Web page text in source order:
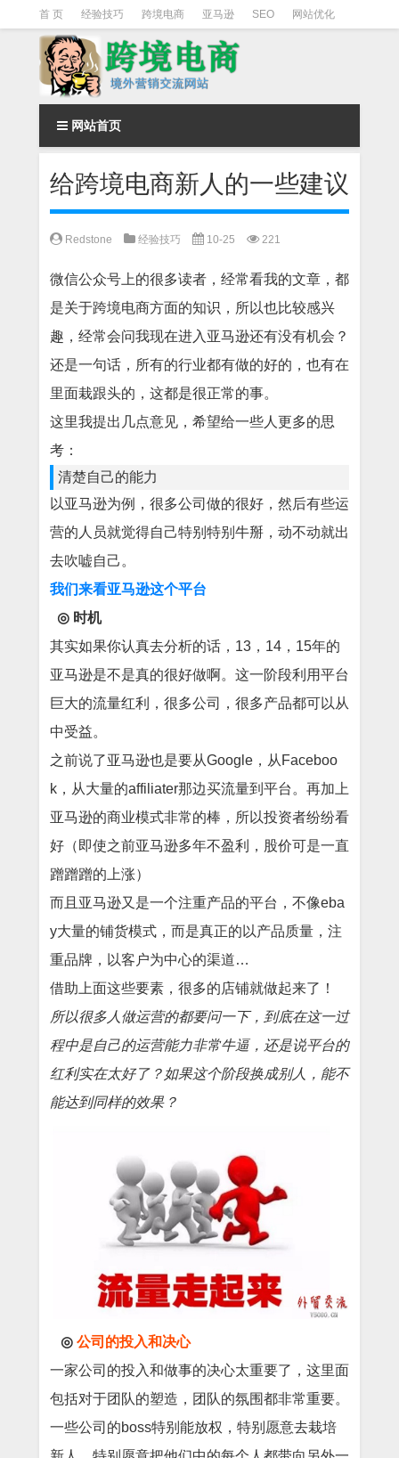
首 页 经验技巧 跨境电商 亚马逊 SEO 网站优化
Facebook营销 Facebook广告 facebook营销技巧
instagram营销
网站首页
给跨境电商新人的一些建议
Redstone 经验技巧 10-25 221
微信公众号上的很多读者，经常看我的文章，都
是关于跨境电商方面的知识，所以也比较感兴
趣，经常会问我现在进入亚马逊还有没有机会？
还是一句话，所有的行业都有做的好的，也有在
里面栽跟头的，这都是很正常的事。
这里我提出几点意见，希望给一些人更多的思
考：
清楚自己的能力
以亚马逊为例，很多公司做的很好，然后有些运
营的人员就觉得自己特别特别牛掰，动不动就出
去吹嘘自己。
我们来看亚马逊这个平台
◎ 时机
其实如果你认真去分析的话，13，14，15年的
亚马逊是不是真的很好做啊。这一阶段利用平台
巨大的流量红利，很多公司，很多产品都可以从
中受益。
之前说了亚马逊也是要从Google，从Faceboo
k，从大量的affiliater那边买流量到平台。再加上
亚马逊的商业模式非常的棒，所以投资者纷纷看
好（即使之前亚马逊多年不盈利，股价可是一直
蹭蹭蹭的上涨）
而且亚马逊又是一个注重产品的平台，不像eba
y大量的铺货模式，而是真正的以产品质量，注
重品牌，以客户为中心的渠道…
借助上面这些要素，很多的店铺就做起来了！
所以很多人做运营的都要问一下，到底在这一过
程中是自己的运营能力非常牛逼，还是说平台的
红利实在太好了？如果这个阶段换成别人，能不
能达到同样的效果？
◎ 公司的投入和决心
一家公司的投入和做事的决心太重要了，这里面
包括对于团队的塑造，团队的氛围都非常重要。
一些公司的boss特别能放权，特别愿意去栽培